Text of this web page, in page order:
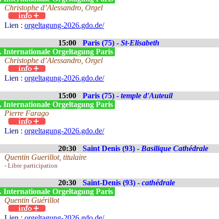
Christophe d’Alessandro, Orgel
Lien : orgeltagung-2026.gdo.de/
15:00 Paris (75) - St-Elisabeth
Internationale Orgeltagung Paris
Christophe d’Alessandro, Orgel
Lien : orgeltagung-2026.gdo.de/
15:00 Paris (75) - temple d'Auteuil
Internationale Orgeltagung Paris
Pierre Farago
Lien : orgeltagung-2026.gdo.de/
20:30 Saint Denis (93) - Basilique Cathédrale
Quentin Guerillot, titulaire
- Libre participation
20:30 Saint-Denis (93) - cathédrale
Internationale Orgeltagung Paris
Quentin Guérillot